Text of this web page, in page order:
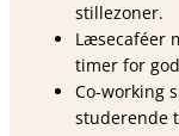
stillezoner.
Læsecaféer
timer for
Co-working
studerende